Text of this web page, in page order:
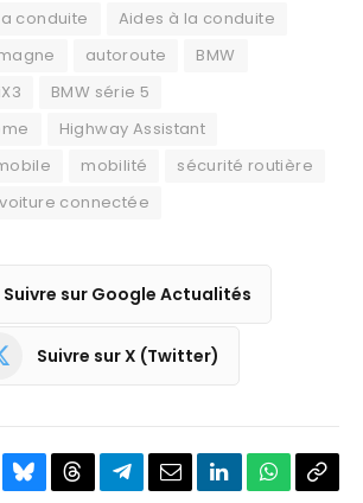
conduite
Aides à la conduite
autoroute
BMW
BMW série 5
Highway Assistant
mobilité
sécurité routière
voiture connectée
Suivre sur Google Actualités
Suivre sur X (Twitter)
BlueskyThreadsPartagerEmailLinkedInWhatsApp